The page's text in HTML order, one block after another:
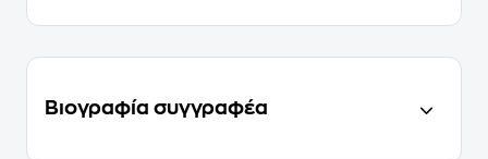
Βιογραφία συγγραφέα